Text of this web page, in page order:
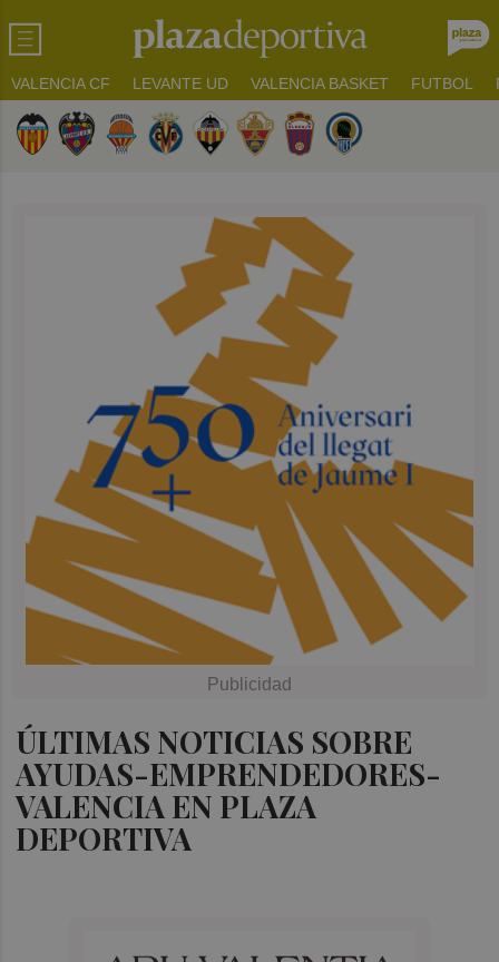
VALENCIA CF LEVANTE UD VALENCIA BASKET FUTBOL
ÚLTIMAS NOTICIAS SOBRE
AYUDAS-EMPRENDEDORES-
VALENCIA EN PLAZA
DEPORTIVA